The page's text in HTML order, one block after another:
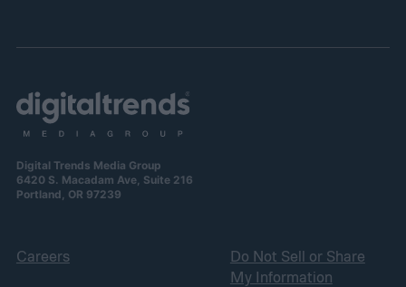
Digital Trends Media Group
6420 S. Macadam Ave, Suite 216
Portland, OR 97239
Careers
Do Not Sell or Share
My Information